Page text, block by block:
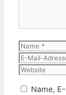
Name
Name,